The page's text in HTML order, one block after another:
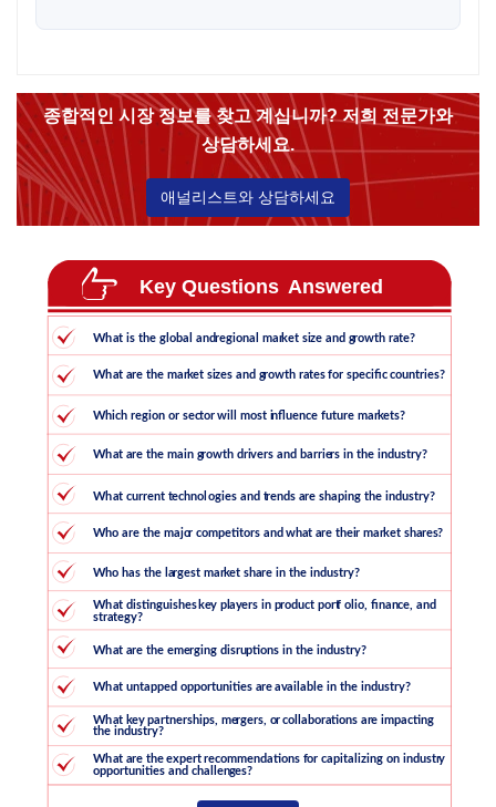
종합적인 시장 정보를 찾고 계십니까? 저희 전문가와
상담하세요.
애널리스트와 상담하세요